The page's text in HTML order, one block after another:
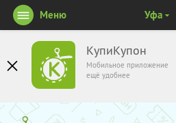
КупиКупон
Мобильное приложение
ещё удобнее
Меню Уфа